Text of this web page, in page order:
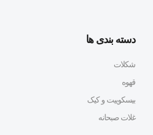
دسته بندی ها
شکلات
قهوه
بیسکوییت و کیک
غلات صبحانه